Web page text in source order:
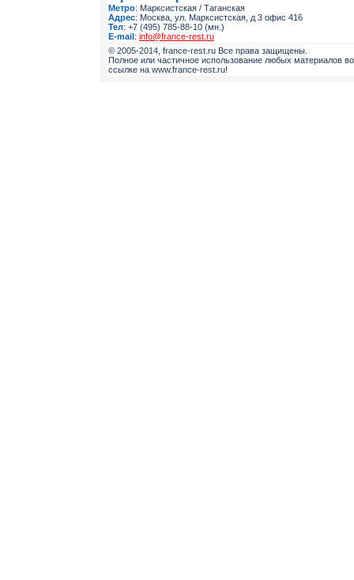
Метро: Марксистская / Таганская
Адрес: Москва, ул. Марксистская, д 3 офис 416
Тел: +7 (495) 785-88-10 (мн.)
E-mail: info@france-rest.ru
© 2005-2014, france-rest.ru Все права защищены.
Полное или частичное использование любых материалов
ссылке на www.france-rest.ru!